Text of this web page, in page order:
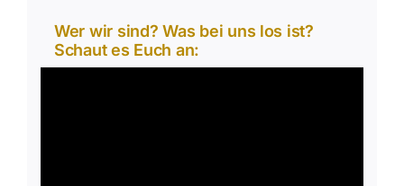
Wer wir sind? Was bei uns los ist?
Schaut es Euch an: